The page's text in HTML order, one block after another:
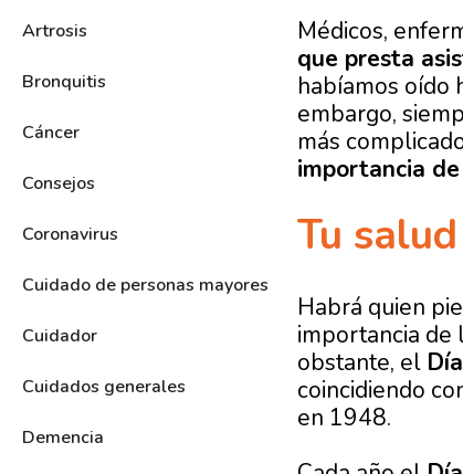
Artrosis
Bronquitis
Cáncer
Consejos
Coronavirus
Cuidado de personas mayores
Cuidador
Cuidados generales
Demencia
Médicos,
que presta
habíamos oído
embargo,
más
importancia
Tu
Habrá quien
importancia de
obstante, el
coincidiendo
en 1948.